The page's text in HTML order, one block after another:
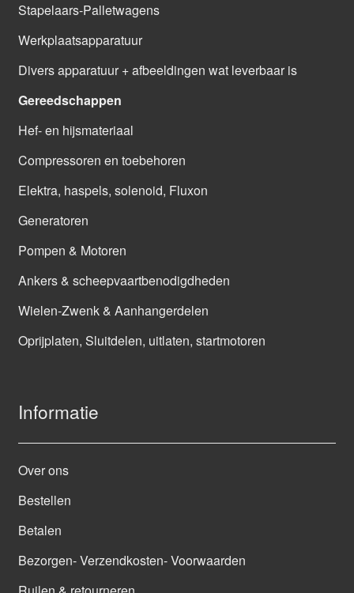
Stapelaars-Palletwagens
Werkplaatsapparatuur
Divers apparatuur + afbeeldingen wat leverbaar is
Gereedschappen
Hef- en hijsmateriaal
Compressoren en toebehoren
Elektra, haspels, solenoid, Fluxon
Generatoren
Pompen & Motoren
Ankers & scheepvaartbenodigdheden
Wielen-Zwenk & Aanhangerdelen
Oprijplaten, Sluitdelen, uitlaten, startmotoren
Informatie
Over ons
Bestellen
Betalen
Bezorgen- Verzendkosten- Voorwaarden